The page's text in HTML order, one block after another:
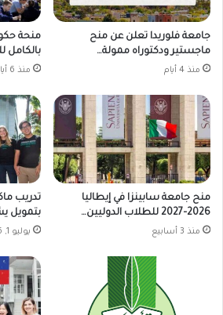
جامعة فلوريدا تعلن عن منح
ماجستير ودكتوراه ممولة…
منذ 4 أيام
بالكامل
منذ 6 أيام
منح جامعة سابينزا في إيطاليا
2026–2027 للطلاب الدوليين…
منذ 3 أسابيع
بتمويل
يوليو 1, 2026